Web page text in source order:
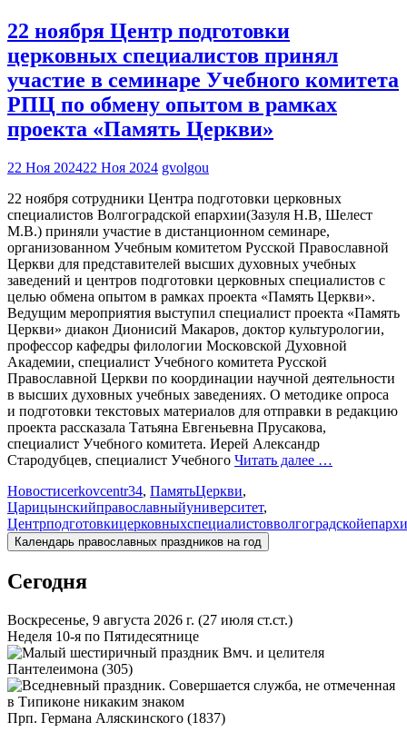
22 ноября Центр подготовки
церковных специалистов принял
участие в семинаре Учебного комитета
РПЦ по обмену опытом в рамках
проекта «Память Церкви»
22 Ноя 202422 Ноя 2024 gvolgou
22 ноября сотрудники Центра подготовки церковных
специалистов Волгоградской епархии(Зазуля Н.В, Шелест
М.В.) приняли участие в дистанционном семинаре,
организованном Учебным комитетом Русской Православной
Церкви для представителей высших духовных учебных
заведений и центров подготовки церковных специалистов с
целью обмена опытом в рамках проекта «Память Церкви».
Ведущим мероприятия выступил специалист проекта «Память
Церкви» диакон Дионисий Макаров, доктор культурологии,
профессор кафедры филологии Московской Духовной
Академии, специалист Учебного комитета Русской
Православной Церкви по координации научной деятельности
в высших духовных учебных заведениях. О методике опроса
и подготовки текстовых материалов для отправки в редакцию
проекта рассказала Татьяна Евгеньевна Прусакова,
специалист Учебного комитета. Иерей Александр
Стародубцев, специалист Учебного Читать далее …
Новостиcerkovcentr34, ПамятьЦеркви,
Царицынскийправославныйуниверситет,
Календарь православных праздников на год
Сегодня
Воскресенье, 9 августа 2026 г. (27 июля ст.ст.)
Неделя 10-я по Пятидесятнице
Вмч. и целителя
Пантелеимона (305)
Прп. Германа Аляскинского (1837)